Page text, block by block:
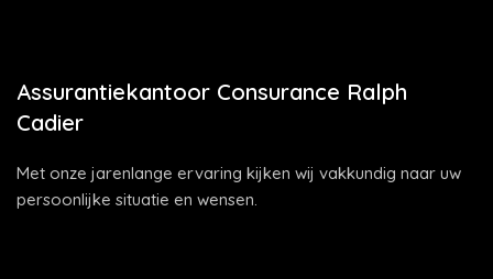
Assurantiekantoor Consurance Ralph
Cadier
Met onze jarenlange ervaring kijken wij vakkundig naar uw
persoonlijke situatie en wensen.